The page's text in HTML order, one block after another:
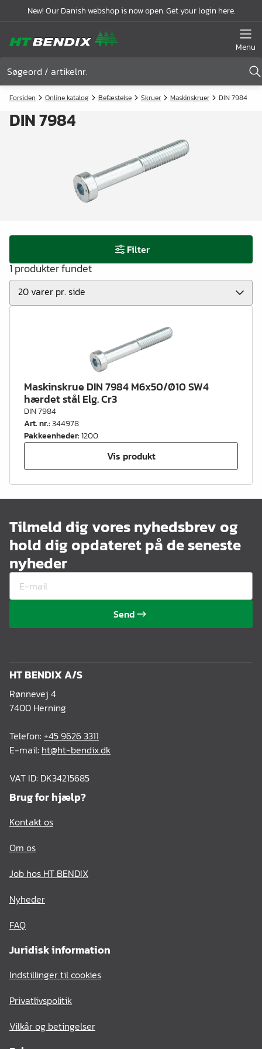
New! Our Danish webshop is now open. Get your login here.
Menu
Forsiden Online katalog Befæstelse Skruer Maskinskruer DIN 7984
DIN 7984
Filter
1 produkter fundet
Maskinskrue DIN 7984 M6x50/Ø10 SW4
hærdet stål Elg. Cr3
DIN 7984
Art. nr.:344978
Pakkeenheder:1200
Vis produkt
Tilmeld dig vores nyhedsbrev og
hold dig opdateret på de seneste
nyheder
Send
HT BENDIX A/S
Rønnevej 4
7400 Herning
Telefon: +45 9626 3311
E-mail: ht@ht-bendix.dk
VAT ID: DK34215685
Brug for hjælp?
Kontakt os
Om os
Job hos HT BENDIX
Nyheder
FAQ
Juridisk information
Indstillinger til cookies
Privatlivspolitik
Vilkår og betingelser